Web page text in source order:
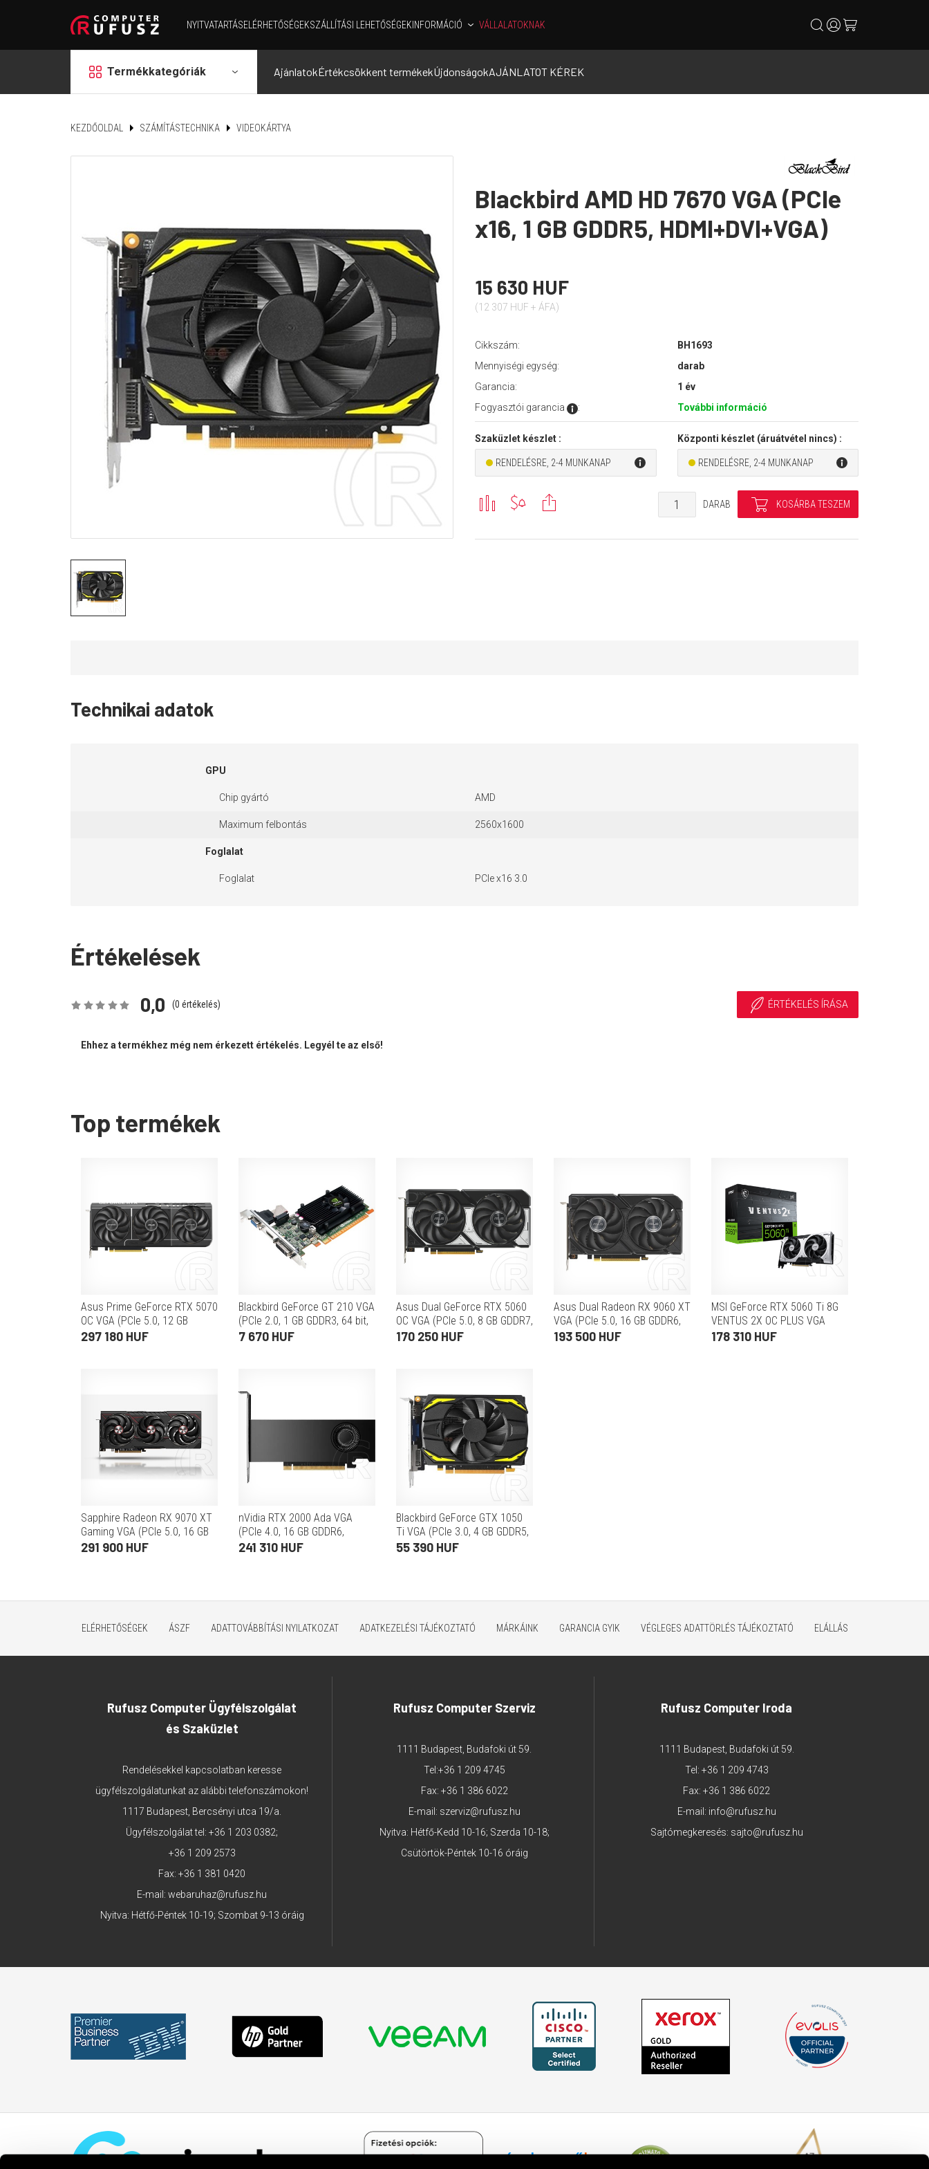
NYITVATARTÁSELÉRHETŐSÉGEKSZÁLLÍTÁSI LEHETŐSÉGEKINFORMÁCIÓ VÁLLALATOKNAK search usercart
grid Termékkategóriák AjánlatokÉrtékcsökkent termékekÚjdonságokAJÁNLATOT KÉREK
KEZDŐOLDAL SZÁMÍTÁSTECHNIKA VIDEOKÁRTYA
Blackbird AMD HD 7670 VGA (PCIe
x16, 1 GB GDDR5, HDMI+DVI+VGA)
15 630 HUF
(12 307 HUF + ÁFA)
Cikkszám:
BH1693
Mennyiségi egység:
darab
Garancia:
1 év
Fogyasztói garancia
: További információ
Szaküzlet készlet :
RENDELÉSRE, 2-4 MUNKANAP
Központi készlet (áruátvétel nincs) :
RENDELÉSRE, 2-4 MUNKANAP
DARAB
Technikai adatok
GPU
Chip gyártó AMD
Maximum felbontás 2560x1600
Foglalat
Foglalat PCIe x16 3.0
Értékelések
0,0 (0 értékelés) ÉRTÉKELÉS ÍRÁSA
Ehhez a termékhez még nem érkezett értékelés. Legyél te az első!
Top termékek
Asus Prime GeForce RTX 5070
OC VGA (PCIe 5.0, 12 GB
GDDR7, 192 bit, 3xDP+HDMI)
297 180 HUF
Blackbird GeForce GT 210 VGA
(PCIe 2.0, 1 GB GDDR3, 64 bit,
D-Sub+HDMI)
7 670 HUF
Asus Dual GeForce RTX 5060
OC VGA (PCIe 5.0, 8 GB GDDR7,
128 bit, 3xDP+HDMI)
170 250 HUF
Asus Dual Radeon RX 9060 XT
VGA (PCIe 5.0, 16 GB GDDR6,
128 bit, 2xDP+1xHDMI)
193 500 HUF
MSI GeForce RTX 5060 Ti 8G
VENTUS 2X OC PLUS VGA
(PCIe 5.0, 8 GB GDDR7, 128 bit,
178 310 HUF
Sapphire Radeon RX 9070 XT
Gaming VGA (PCIe 5.0, 16 GB
GDDR6, 256 bit, 2xDP+2xHDMI)
291 900 HUF
nVidia RTX 2000 Ada VGA
(PCIe 4.0, 16 GB GDDR6,
128bit, 4xMiniDP)
241 310 HUF
Blackbird GeForce GTX 1050
Ti VGA (PCIe 3.0, 4 GB GDDR5,
128 bit, 1xDP+HDMI)
55 390 HUF
ELÉRHETŐSÉGEK ÁSZF ADATTOVÁBBÍTÁSI NYILATKOZAT ADATKEZELÉSI TÁJÉKOZTATÓ MÁRKÁINK GARANCIA GYIK VÉGLEGES ADATTÖRLÉS TÁJÉKOZTATÓ ELÁLLÁS
Rufusz Computer Ügyfélszolgálat
és Szaküzlet
Rendelésekkel kapcsolatban keresse
ügyfélszolgálatunkat az alábbi telefonszámokon!
1117 Budapest, Bercsényi utca 19/a.
Ügyfélszolgálat tel:+36 1 203 0382;
+36 1 209 2573
Fax: +36 1 381 0420
E-mail:webaruhaz@rufusz.hu
Nyitva: Hétfő-Péntek 10-19; Szombat 9-13 óráig
Rufusz Computer Szerviz
1111 Budapest, Budafoki út 59.
Tel:+36 1 209 4745
Fax: +36 1 386 6022
E-mail: szerviz@rufusz.hu
Nyitva: Hétfő-Kedd 10-16; Szerda 10-18;
Csütörtök-Péntek 10-16 óráig
Rufusz Computer Iroda
1111 Budapest, Budafoki út 59.
Tel: +36 1 209 4743
Fax: +36 1 386 6022
E-mail: info@rufusz.hu
Sajtómegkeresés: sajto@rufusz.hu